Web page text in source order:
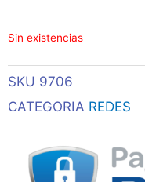
Sin existencias
SKU 9706
CATEGORIA REDES